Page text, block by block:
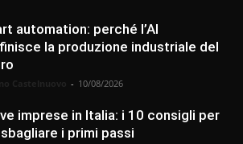
automation: perché l’AI
la produzione industriale del
- 10/08/2026
imprese in Italia: i 10 consigli per
i primi passi